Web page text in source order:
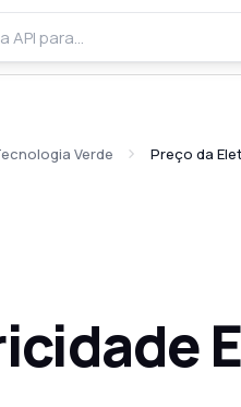
Verde Preço da